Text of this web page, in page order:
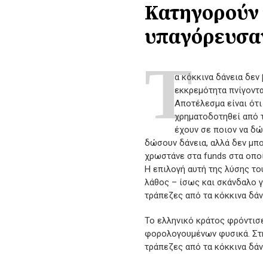
Κατηγορούν
Τα κόκκινα δάνεια
εκκρεμότητα
Αποτέλεσμα είναι
χρηματοδοτηθεί από
έχουν σε ποιον να
δώσουν δάνεια, αλλά δεν
χρωστάνε στα funds στα
Η επιλογή αυτή της λύσης
λάθος – ίσως και σκάνδαλο
τράπεζες από τα κόκκινα
Το ελληνικό κράτος
φορολογουμένων φυσικά.
τράπεζες από τα κόκκινα